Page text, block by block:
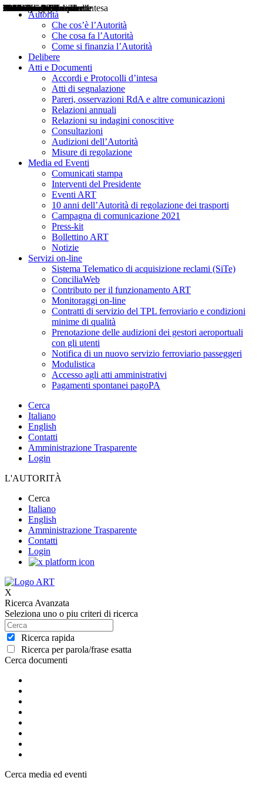
Autorità
Che cos’è l’Autorità
Che cosa fa l’Autorità
Come si finanzia l’Autorità
Delibere
Atti e Documenti
Accordi e Protocolli d’intesa
Atti di segnalazione
Pareri, osservazioni RdA e altre comunicazioni
Relazioni annuali
Relazioni su indagini conoscitive
Consultazioni
Audizioni dell’Autorità
Misure di regolazione
Media ed Eventi
Comunicati stampa
Interventi del Presidente
Eventi ART
10 anni dell’Autorità di regolazione dei trasporti
Campagna di comunicazione 2021
Press-kit
Bollettino ART
Notizie
Servizi on-line
Sistema Telematico di acquisizione reclami (SiTe)
ConciliaWeb
Contributo per il funzionamento ART
Monitoraggi on-line
Contratti di servizio del TPL ferroviario e condizioni
minime di qualità
Prenotazione delle audizioni dei gestori aeroportuali
con gli utenti
Notifica di un nuovo servizio ferroviario passeggeri
Modulistica
Accesso agli atti amministrativi
Pagamenti spontanei pagoPA
Cerca
Italiano
English
Contatti
Amministrazione Trasparente
Login
L'AUTORITÀ
Cerca
Italiano
English
Amministrazione Trasparente
Contatti
Login
X
Ricerca Avanzata
Seleziona uno o piu criteri di ricerca
Ricerca rapida
Ricerca per parola/frase esatta
Cerca documenti
Delibere
Pareri
Consultazioni
Audizioni
Atti di Segnalazione
Accordi e Protocolli d'Intesa
Relazioni annuali
Misure di regolazione
Cerca media ed eventi
Notizie
Comunicati Stampa
Bollettini ART
Convegni ART
Interviste del Presidente
Articoli in primo piano
Interventi del Presidente
2004
2005
2010
2013
2014
2015
2016
2017
2018
2019
202
2020
2021
2022
2023
2024
2025
2026
Aereo
Marittimo
Terrestre